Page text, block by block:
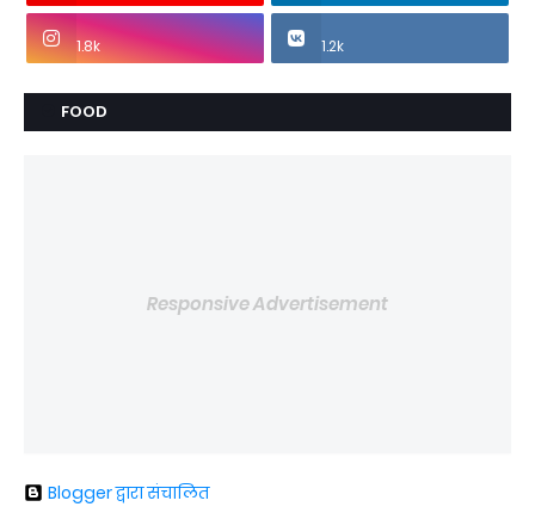
1.8k 1.2k
FOOD
Responsive Advertisement
Blogger द्वारा संचालित